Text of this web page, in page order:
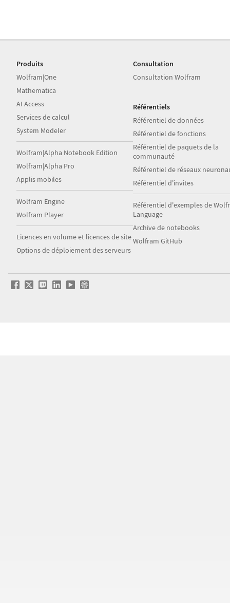
Produits
Wolfram|One
Mathematica
AI Access
Services de calcul
System Modeler
Wolfram|Alpha Notebook Edition
Wolfram|Alpha Pro
Applis mobiles
Wolfram Engine
Wolfram Player
Licences en volume et licences de site
Options de déploiement des serveurs
Consultation
Consultation Wolfram
Référentiels
Référentiel de données
Référentiel de fonctions
Référentiel de paquets de la
communauté
Référentiel de réseaux
Référentiel d'invites
Référentiel d'exemples de
Language
Archive de notebooks
Wolfram GitHub